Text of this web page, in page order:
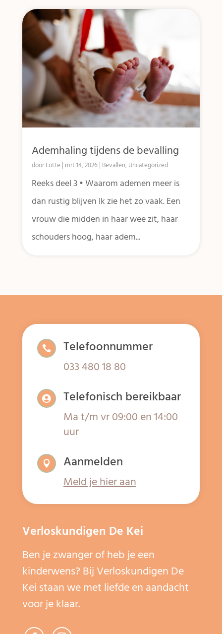
Ademhaling tijdens de bevalling
doorLotte | mrt 14, 2026| Bevallen, Uncategorized
Reeks deel 3 • Waarom ademen meer is
dan rustig blijven Ik zie het zo vaak. Een
vrouw die midden in haar wee zit, haar
schouders hoog, haar adem...
 Telefoonnummer
033 480 18 80
 Telefonisch bereikbaar
Ma t/m vr 09:00 en 14:00
uur
 Aanmelden
Meld je hier aan
Verloskundigen De Kei
Ben je zwanger of heb je een
kinderwens? Bij Verloskundigen De
Kei staan we met liefde en aandacht
voor je klaar.